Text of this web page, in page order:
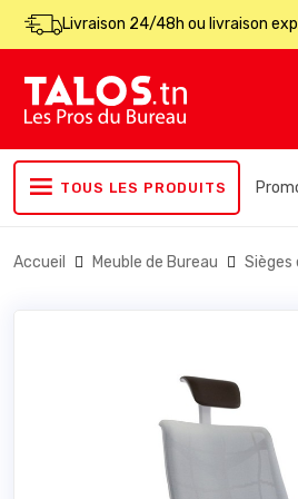
Livraison 24/48h ou livraison
TOUS LES PRODUITS
Accueil Meuble de Bureau Sièges